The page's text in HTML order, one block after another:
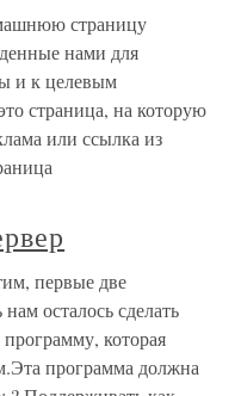
страницу
нами для
и к целевым
страница, на которую
или ссылка из
первые две
осталось сделать
программу, которая
программа должна